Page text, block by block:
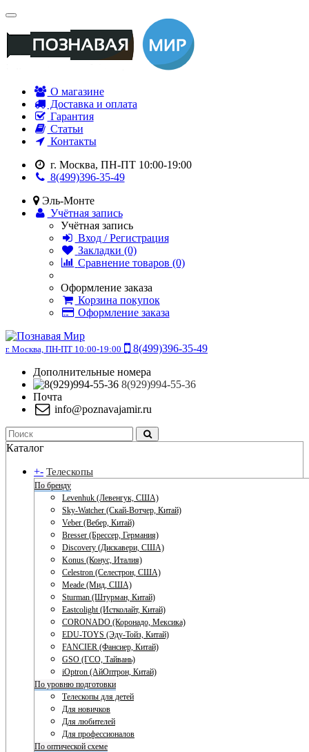
О магазине
Доставка и оплата
Гарантия
Статьи
Контакты
г. Москва, ПН-ПТ 10:00-19:00
8(499)396-35-49
Эль-Монте
Учётная запись
Учётная запись
Вход / Регистрация
Закладки (0)
Сравнение товаров (0)
Оформление заказа
Корзина покупок
Оформление заказа
г. Москва, ПН-ПТ 10:00-19:00
8(499)396-35-49
Дополнительные номера
8(929)994-55-36
Почта
info@poznavajamir.ru
Каталог
+- Телескопы
По бренду
Levenhuk (Левенгук, США)
Sky-Watcher (Скай-Вотчер, Китай)
Veber (Вебер, Китай)
Bresser (Брессер, Германия)
Discovery (Дискавери, США)
Konus (Конус, Италия)
Celestron (Селестрон, США)
Meade (Мид, США)
Sturman (Штурман, Китай)
Eastcolight (Истколайт, Китай)
CORONADO (Коронадо, Мексика)
EDU-TOYS (Эду-Тойз, Китай)
FANCIER (Фансиер, Китай)
GSO (ГСО, Тайвань)
iOptron (АйОптрон, Китай)
По уровню подготовки
Телескопы для детей
Для новичков
Для любителей
Для профессионалов
По оптической схеме